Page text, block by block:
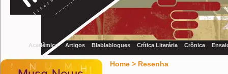
Acadêmico Artigos Blablablogues Crítica Literária Crônica
Home > Resenha